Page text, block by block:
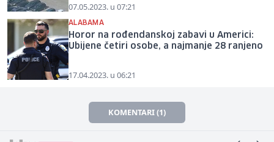
07.05.2023. u 07:21
ALABAMA
Horor na rođendanskoj zabavi u Americi:
Ubijene četiri osobe, a najmanje 28 ranjeno
17.04.2023. u 06:21
KOMENTARI (1)